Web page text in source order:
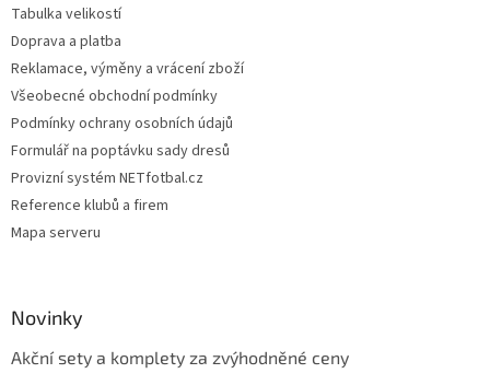
Tabulka velikostí
Doprava a platba
Reklamace, výměny a vrácení zboží
Všeobecné obchodní podmínky
Podmínky ochrany osobních údajů
Formulář na poptávku sady dresů
Provizní systém NETfotbal.cz
Reference klubů a firem
Mapa serveru
Novinky
Akční sety a komplety za zvýhodněné ceny